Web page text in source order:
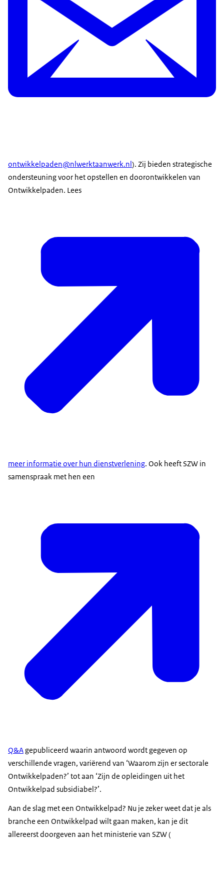
ontwikkelpaden@nlwerktaanwerk.nl ). Zij bieden strategische
ondersteuning voor het opstellen en doorontwikkelen van
Ontwikkelpaden. Lees
meer informatie over hun dienstverlening. Ook heeft SZW in
samenspraak met hen een
Q&Agepubliceerd waarin antwoord wordt gegeven op
verschillende vragen, variërend van ‘Waarom zijn er sectorale
Ontwikkelpaden?’ tot aan ‘Zijn de opleidingen uit het
Ontwikkelpad subsidiabel?’.
Aan de slag met een Ontwikkelpad? Nu je zeker weet dat je als
branche een Ontwikkelpad wilt gaan maken, kan je dit
allereerst doorgeven aan het ministerie van SZW (